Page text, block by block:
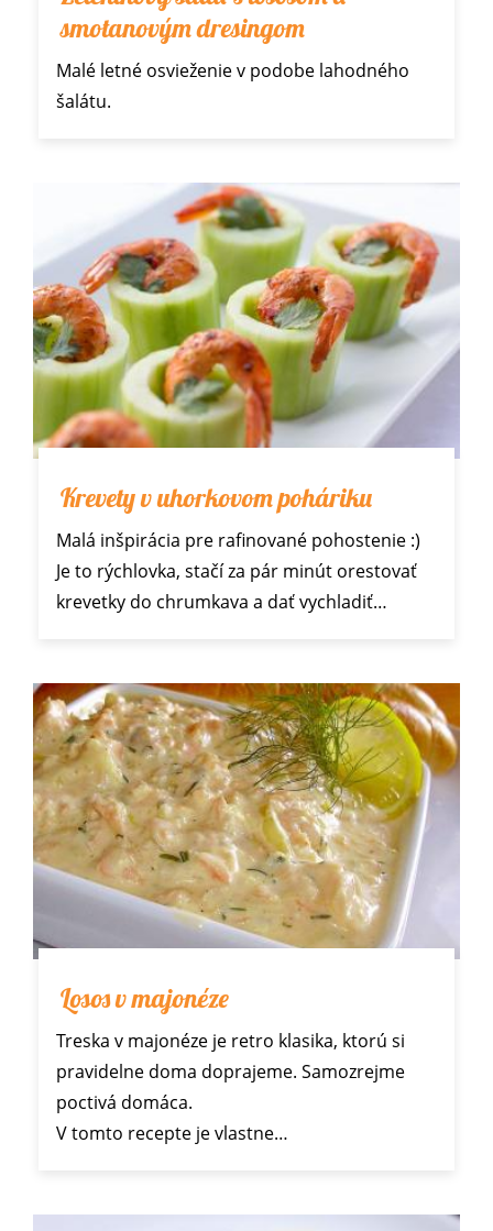
smotanovým dresingom
Malé letné osvieženie v podobe lahodného
šalátu.
Krevety v uhorkovom poháriku
Malá inšpirácia pre rafinované pohostenie :)
Je to rýchlovka, stačí za pár minút orestovať
krevetky do chrumkava a dať vychladiť…
Losos v majonéze
Treska v majonéze je retro klasika, ktorú si
pravidelne doma doprajeme. Samozrejme
poctivá domáca.
V tomto recepte je vlastne…